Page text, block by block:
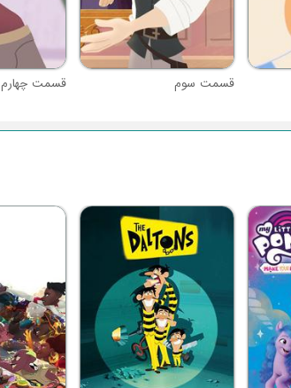
قسمت سوم قسمت چهارم